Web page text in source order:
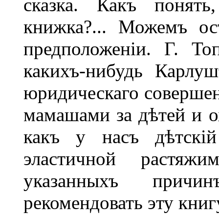
сказка. Какъ
книжка?... Можемъ
предположеніи. Г.
какихъ-нибудь
юридическаго
мамашами за дѣтей и
какъ у насъ
эластичной
указанныхъ
рекомендовать эту